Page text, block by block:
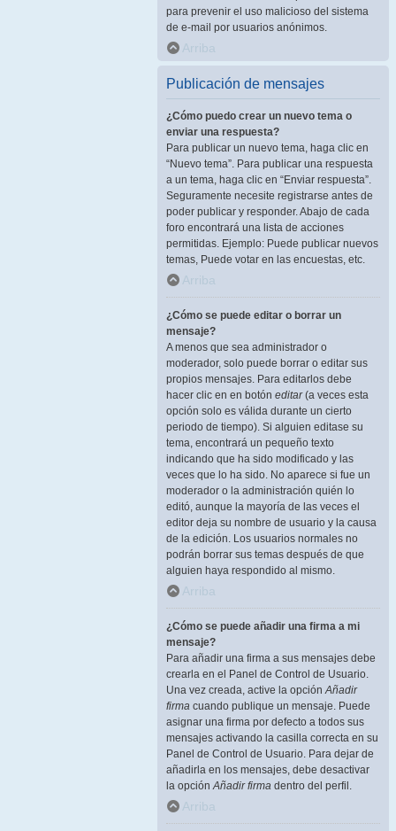
para prevenir el uso malicioso del sistema
de e-mail por usuarios anónimos.
Arriba
Publicación de mensajes
¿Cómo puedo crear un nuevo tema o
enviar una respuesta?
Para publicar un nuevo tema, haga clic en
“Nuevo tema”. Para publicar una respuesta
a un tema, haga clic en “Enviar respuesta”.
Seguramente necesite registrarse antes de
poder publicar y responder. Abajo de cada
foro encontrará una lista de acciones
permitidas. Ejemplo: Puede publicar nuevos
temas, Puede votar en las encuestas, etc.
Arriba
¿Cómo se puede editar o borrar un
mensaje?
A menos que sea administrador o
moderador, solo puede borrar o editar sus
propios mensajes. Para editarlos debe
hacer clic en en botón editar(a veces esta
opción solo es válida durante un cierto
periodo de tiempo). Si alguien editase su
tema, encontrará un pequeño texto
indicando que ha sido modificado y las
veces que lo ha sido. No aparece si fue un
moderador o la administración quién lo
editó, aunque la mayoría de las veces el
editor deja su nombre de usuario y la causa
de la edición. Los usuarios normales no
podrán borrar sus temas después de que
alguien haya respondido al mismo.
Arriba
¿Cómo se puede añadir una firma a mi
mensaje?
Para añadir una firma a sus mensajes debe
crearla en el Panel de Control de Usuario.
Una vez creada, active la opciónAñadir
firma cuando publique un mensaje. Puede
asignar una firma por defecto a todos sus
mensajes activando la casilla correcta en su
Panel de Control de Usuario. Para dejar de
añadirla en los mensajes, debe desactivar
la opciónAñadir firma dentro del perfil.
Arriba